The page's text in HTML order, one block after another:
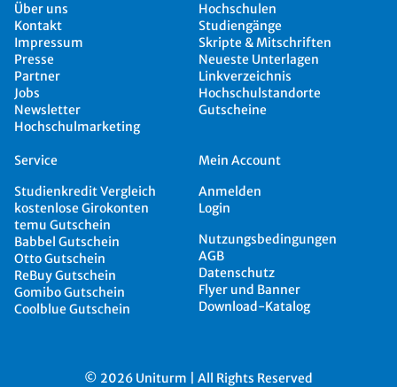
Über uns
Kontakt
Impressum
Presse
Partner
Jobs
Newsletter
Hochschulmarketing
Hochschulen
Studiengänge
Skripte & Mitschriften
Neueste Unterlagen
Linkverzeichnis
Hochschulstandorte
Gutscheine
Service
Studienkredit Vergleich
kostenlose Girokonten
temu Gutschein
Babbel Gutschein
Otto Gutschein
ReBuy Gutschein
Gomibo Gutschein
Coolblue Gutschein
Mein Account
Anmelden
Login
Nutzungsbedingungen
AGB
Datenschutz
Flyer und Banner
Download-Katalog
© 2026 Uniturm | All Rights Reserved